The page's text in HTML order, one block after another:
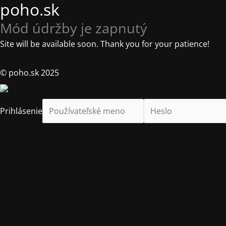
poho.sk
Mód údržby je zapnutý
Site will be available soon. Thank you for your patience!
© poho.sk 2025
Prihlásenie